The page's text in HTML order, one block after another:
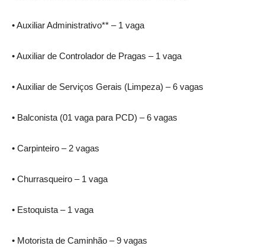
• Auxiliar Administrativo** – 1 vaga
• Auxiliar de Controlador de Pragas – 1 vaga
• Auxiliar de Serviços Gerais (Limpeza) – 6 vagas
• Balconista (01 vaga para PCD) – 6 vagas
• Carpinteiro – 2 vagas
• Churrasqueiro – 1 vaga
• Estoquista – 1 vaga
• Motorista de Caminhão – 9 vagas